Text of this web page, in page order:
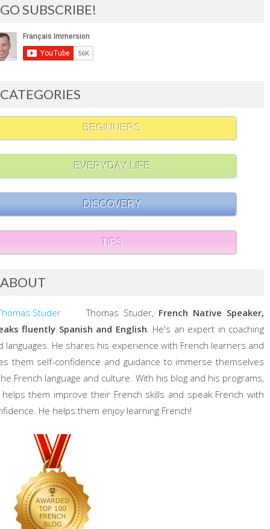
GO SUBSCRIBE!
CATEGORIES
BEGINNERS
EVERYDAY LIFE
DISCOVERY
TIPS
ABOUT
Thomas Studer, French Native Speaker,
fluently Spanish and English . He's an expert in coaching
languages. He shares his experience with French learners and
them self-confidence and guidance to immerse themselves
French language and culture. With his blog and his programs,
them improve their French skills and speak French with
He helps them enjoy learning French!